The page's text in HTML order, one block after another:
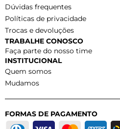
Dúvidas frequentes
Políticas de privacidade
Trocas e devoluções
TRABALHE CONOSCO
Faça parte do nosso time
INSTITUCIONAL
Quem somos
Mudamos
FORMAS DE PAGAMENTO